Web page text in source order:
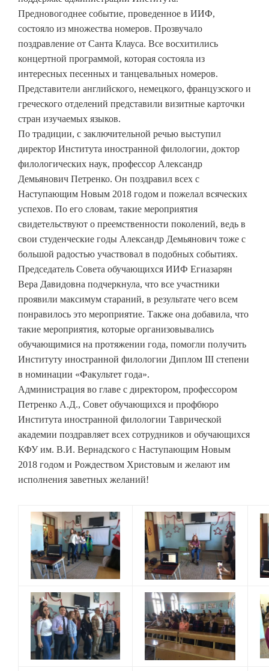
Предновогоднее событие, проведенное в ИИФ,
состояло из множества номеров. Прозвучало
поздравление от Санта Клауса. Все восхитились
концертной программой, которая состояла из
интересных песенных и танцевальных номеров.
Представители английского, немецкого, французского и
греческого отделений представили визитные карточки
стран изучаемых языков.
По традиции, с заключительной речью выступил
директор Института иностранной филологии, доктор
филологических наук, профессор Александр
Демьянович Петренко. Он поздравил всех с
Наступающим Новым 2018 годом и пожелал всяческих
успехов. По его словам, такие мероприятия
свидетельствуют о преемственности поколений, ведь в
свои студенческие годы Александр Демьянович тоже с
большой радостью участвовал в подобных событиях.
Председатель Совета обучающихся ИИФ Егиазарян
Вера Давидовна подчеркнула, что все участники
проявили максимум стараний, в результате чего всем
понравилось это мероприятие. Также она добавила, что
такие мероприятия, которые организовывались
обучающимися на протяжении года, помогли получить
Институту иностранной филологии Диплом III степени
в номинации «Факультет года».
Администрация во главе с директором, профессором
Петренко А.Д., Совет обучающихся и профбюро
Института иностранной филологии Таврической
академии поздравляет всех сотрудников и обучающихся
КФУ им. В.И. Вернадского с Наступающим Новым
2018 годом и Рождеством Христовым и желают им
исполнения заветных желаний!